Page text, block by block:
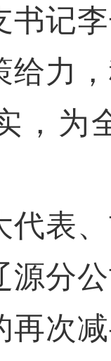
书记
给力
，为
表、
源分
再次